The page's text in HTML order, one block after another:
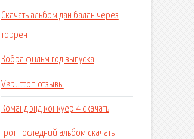
Скачать альбом дан балан через
торрент
Кобра фильм год выпуска
Vkbutton отзывы
Команд энд конкуер 4 скачать
Грот последний альбом скачать